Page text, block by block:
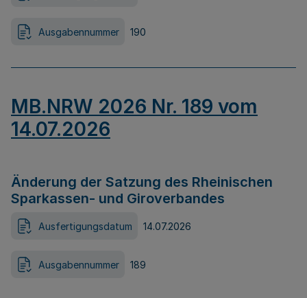
Ausgabennummer 190
MB.NRW 2026 Nr. 189 vom
14.07.2026
Änderung der Satzung des Rheinischen
Sparkassen- und Giroverbandes
Ausfertigungsdatum 14.07.2026
Ausgabennummer 189